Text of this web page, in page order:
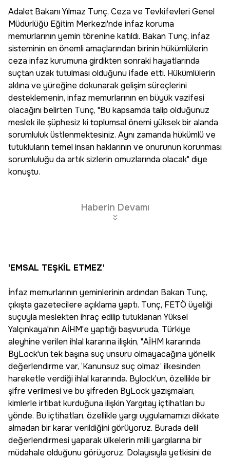
Adalet Bakanı Yılmaz Tunç, Ceza ve Tevkifevleri Genel
Müdürlüğü Eğitim Merkezi'nde infaz koruma
memurlarının yemin törenine katıldı. Bakan Tunç, infaz
sisteminin en önemli amaçlarından birinin hükümlülerin
ceza infaz kurumuna girdikten sonraki hayatlarında
suçtan uzak tutulması olduğunu ifade etti. Hükümlülerin
aklına ve yüreğine dokunarak gelişim süreçlerini
desteklemenin, infaz memurlarının en büyük vazifesi
olacağını belirten Tunç, "Bu kapsamda talip olduğunuz
meslek ile şüphesiz ki toplumsal önemi yüksek bir alanda
sorumluluk üstlenmektesiniz. Aynı zamanda hükümlü ve
tutukluların temel insan haklarının ve onurunun korunması
sorumluluğu da artık sizlerin omuzlarında olacak" diye
konuştu.
Haberin Devamı
'EMSAL TEŞKİL ETMEZ'
İnfaz memurlarının yeminlerinin ardından Bakan Tunç,
çıkışta gazetecilere açıklama yaptı. Tunç, FETÖ üyeliği
suçuyla meslekten ihraç edilip tutuklanan Yüksel
Yalçınkaya'nın AİHM'e yaptığı başvuruda, Türkiye
aleyhine verilen ihlal kararına ilişkin, "AİHM kararında
ByLock'un tek başına suç unsuru olmayacağına yönelik
değerlendirme var, ‘Kanunsuz suç olmaz’ ilkesinden
hareketle verdiği ihlal kararında. Bylock'un, özellikle bir
şifre verilmesi ve bu şifreden ByLock yazışmaları,
kimlerle irtibat kurduğuna ilişkin Yargıtay içtihatları bu
yönde. Bu içtihatları, özellikle yargı uygulamamızı dikkate
almadan bir karar verildiğini görüyoruz. Burada delil
değerlendirmesi yaparak ülkelerin milli yargılarına bir
müdahale olduğunu görüyoruz. Dolayısıyla yetkisini de